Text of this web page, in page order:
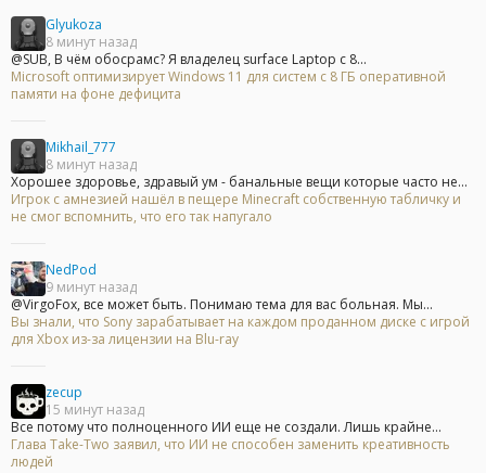
Glyukoza
8 минут назад
@SUB, В чём обосрамс? Я владелец surface Laptop с 8...
Microsoft оптимизирует Windows 11 для систем с 8 ГБ оперативной
памяти на фоне дефицита
Mikhail_777
8 минут назад
Хорошее здоровье, здравый ум - банальные вещи которые часто не...
Игрок с амнезией нашёл в пещере Minecraft собственную табличку и
не смог вспомнить, что его так напугало
NedPod
9 минут назад
@VirgoFox, все может быть. Понимаю тема для вас больная. Мы...
Вы знали, что Sony зарабатывает на каждом проданном диске с игрой
для Xbox из-за лицензии на Blu-ray
zecup
15 минут назад
Все потому что полноценного ИИ еще не создали. Лишь крайне...
Глава Take-Two заявил, что ИИ не способен заменить креативность
людей